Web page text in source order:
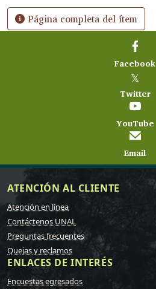
Página completa del ítem
Facebook
𝕏
Twitter
YouTube
Email
ATENCIÓN AL CLIENTE
Atención en línea
Contáctenos UNAL
Preguntas frecuentes
Quejas y reclamos
ENLACES DE INTERÉS
Encuestas egresados